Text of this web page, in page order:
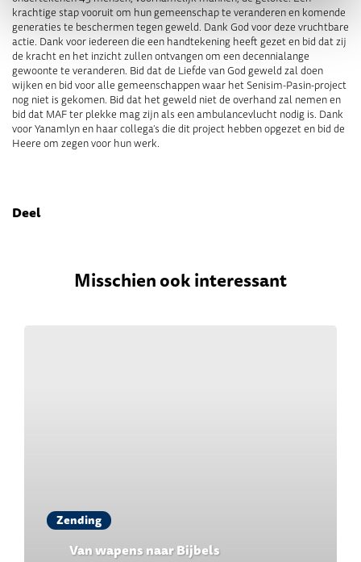
krachtige stap vooruit om hun gemeenschap te veranderen en komende
generaties te beschermen tegen geweld. Dank God voor deze vruchtbare
actie. Dank voor iedereen die een handtekening heeft gezet en bid dat zij
de kracht en het inzicht zullen ontvangen om een decennialange
gewoonte te veranderen. Bid dat de Liefde van God geweld zal doen
wijken en bid voor alle gemeenschappen waar het Senisim-Pasin-project
nog niet is gekomen. Bid dat het geweld niet de overhand zal nemen en
bid dat MAF ter plekke mag zijn als een ambulancevlucht nodig is. Dank
voor Yanamlyn en haar collega’s die dit project hebben opgezet en bid de
Heere om zegen voor hun werk.
Deel
Misschien ook interessant
Zending
Van wapens naar Bijbels